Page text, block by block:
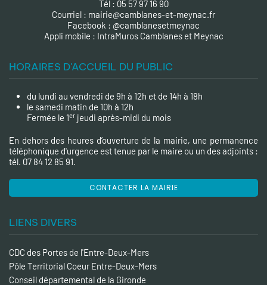
Tél : 05 57 97 16 90
Courriel : mairie@camblanes-et-meynac.fr
Facebook : @camblanesetmeynac
Appli mobile : IntraMuros Camblanes et Meynac
HORAIRES D'ACCUEIL DU PUBLIC
du lundi au vendredi de 9h à 12h et de 14h à 18h
le samedi matin de 10h à 12h
Fermée le 1er jeudi après-midi du mois
En dehors des heures d’ouverture de la mairie, une permanence
téléphonique d'urgence est tenue par le maire ou un des adjoints :
tél. 07 84 12 85 91.
CONTACTER LA MAIRIE
LIENS DIVERS
CDC des Portes de l'Entre-Deux-Mers
Pôle Territorial Coeur Entre-Deux-Mers
Conseil départemental de la Gironde